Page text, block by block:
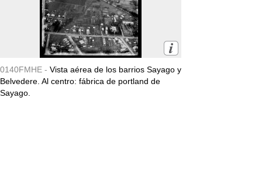
0140FMHE - Vista aérea de los barrios Sayago y
Belvedere. Al centro: fábrica de portland de
Sayago.